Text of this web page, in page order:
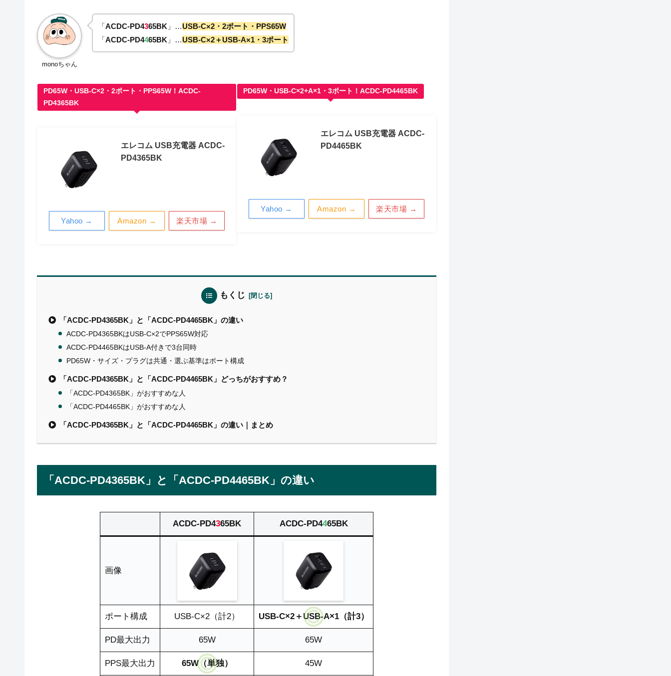
monoちゃん
「ACDC-PD4365BK 」…USB-C×2・2ポート・PPS65W
「ACDC-PD4465BK 」…USB-C×2＋USB-A×1・3ポート
PD65W・USB-C×2・2ポート・PPS65W！ACDC-
PD4365BK
エレコム USB充電器 ACDC-
PD4365BK
Amazon → 楽天市場 →
Yahoo →
PD65W・USB-C×2+A×1・3ポート！ACDC-PD4465BK
エレコム USB充電器 ACDC-
PD4465BK
Amazon → 楽天市場 →
Yahoo →
もくじ
「ACDC-PD4365BK」と「ACDC-PD4465BK」の違い
ACDC-PD4365BKはUSB-C×2でPPS65W対応
ACDC-PD4465BKはUSB-A付きで3台同時
PD65W・サイズ・プラグは共通・選ぶ基準はポート構成
「ACDC-PD4365BK」と「ACDC-PD4465BK」どっちがおすすめ？
「ACDC-PD4365BK」がおすすめな人
「ACDC-PD4465BK」がおすすめな人
「ACDC-PD4365BK」と「ACDC-PD4465BK」の違い｜まとめ
「ACDC-PD4365BK」と「ACDC-PD4465BK」の違い
ACDC-PD4365BK ACDC-PD4465BK
画像
ポート構成 USB-C×2（計2） USB-C×2＋USB-A×1（計3）
PD最大出力 65W 65W
PPS最大出力 65W（単独） 45W